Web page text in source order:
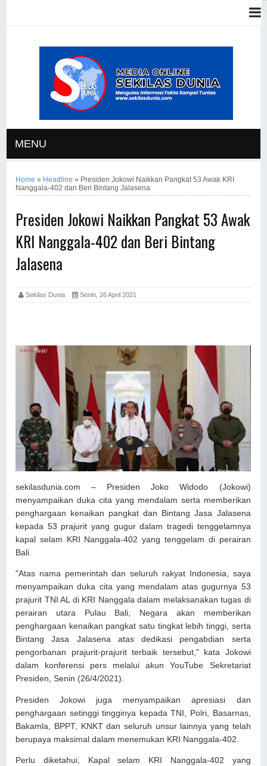
MENU
Home » Headline » Presiden Jokowi Naikkan Pangkat 53 Awak KRI
Nanggala-402 dan Beri Bintang Jalasena
Presiden Jokowi Naikkan Pangkat 53 Awak
KRI Nanggala-402 dan Beri Bintang
Jalasena
Sekilas Dunia Senin, 26 April 2021
sekilasdunia.com – Presiden Joko Widodo (Jokowi)
menyampaikan duka cita yang mendalam serta memberikan
penghargaan kenaikan pangkat dan Bintang Jasa Jalasena
kepada 53 prajurit yang gugur dalam tragedi tenggelamnya
kapal selam KRI Nanggala-402 yang tenggelam di perairan
Bali.
"Atas nama pemerintah dan seluruh rakyat Indonesia, saya
menyampaikan duka cita yang mendalam atas gugurnya 53
prajurit TNI AL di KRI Nanggala dalam melaksanakan tugas di
perairan utara Pulau Bali, Negara akan memberikan
penghargaan kenaikan pangkat satu tingkat lebih tinggi, serta
Bintang Jasa Jalasena atas dedikasi pengabdian serta
pengorbanan prajurit-prajurit terbaik tersebut," kata Jokowi
dalam konferensi pers melalui akun YouTube Sekretariat
Presiden, Senin (26/4/2021).
Presiden Jokowi juga menyampaikan apresiasi dan
penghargaan setinggi tingginya kepada TNI, Polri, Basarnas,
Bakamla, BPPT, KNKT dan seluruh unsur lainnya yang telah
berupaya maksimal dalam menemukan KRI Nanggala-402.
Perlu diketahui, Kapal selam KRI Nanggala-402 yang